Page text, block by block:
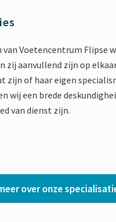
Voetencentrum Flipse
zij aanvullend zijn op
zijn of haar eigen
wij een brede
van dienst zijn.
over onze